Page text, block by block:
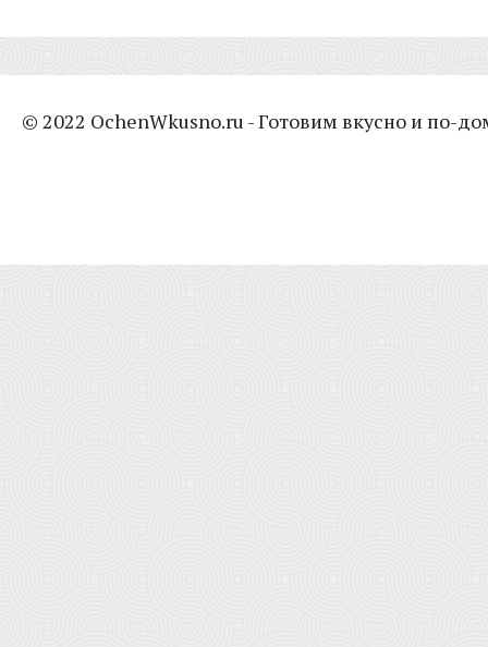
© 2022 OchenWkusno.ru - Готовим вкусно и по-